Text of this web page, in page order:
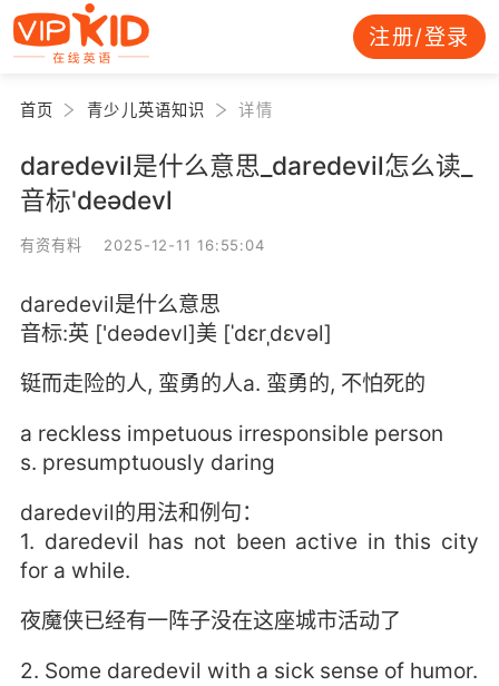
注册/登录
首页 青少儿英语知识 详情
daredevil是什么意思_daredevil怎么读_
音标'deədevl
有资有料 2025-12-11 16:55:04
daredevil是什么意思
音标:英 ['deədevl]美 [ˈdɛrˌdɛvəl]
铤而走险的人, 蛮勇的人a. 蛮勇的, 不怕死的
a reckless impetuous irresponsible person
s. presumptuously daring
daredevil的用法和例句：
1. daredevil has not been active in this city
for a while.
夜魔侠已经有一阵子没在这座城市活动了
2. Some daredevil with a sick sense of humor.